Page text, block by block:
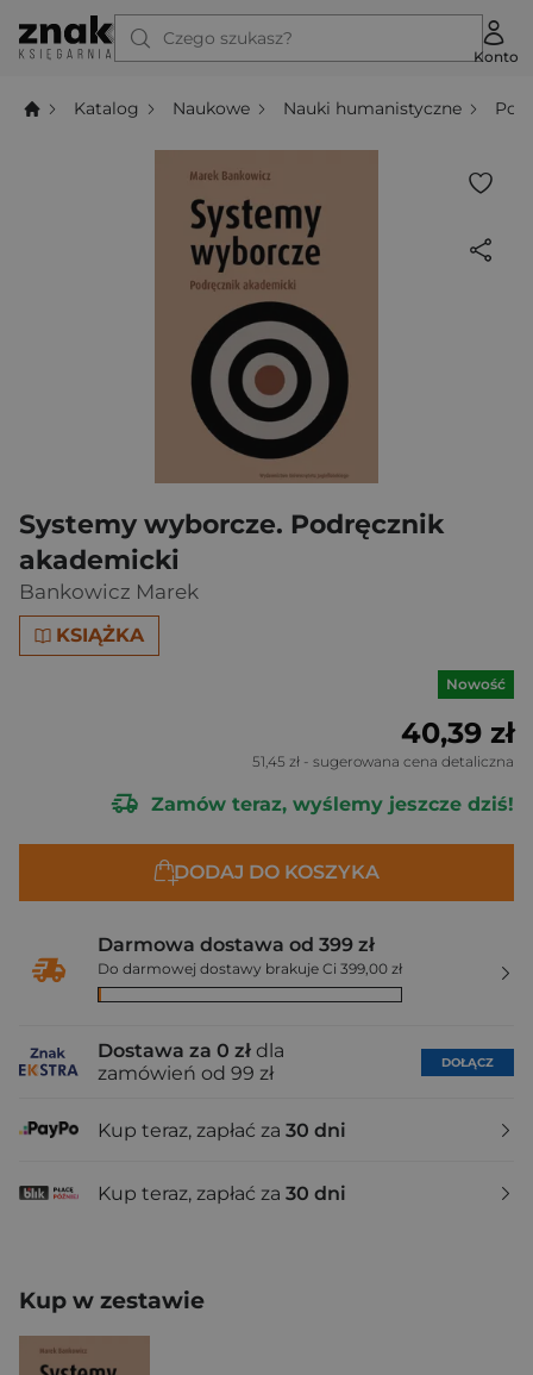
Czego szukasz?
Konto
Katalog Naukowe Nauki humanistyczne
Systemy wyborcze. Podręcznik
akademicki
Bankowicz Marek
KSIĄŻKA
Nowość
40,39 zł
51,45 zł - sugerowana cena detaliczna
Zamów teraz, wyślemy jeszcze dziś!
DODAJ DO KOSZYKA
Darmowa dostawa od 399 zł
Do darmowej dostawy brakuje Ci 399,00 zł
Dostawa za 0 zł dla
zamówień od 99 zł
DOŁĄCZ
Kup teraz, zapłać za 30 dni
Kup teraz, zapłać za 30 dni
Kup w zestawie